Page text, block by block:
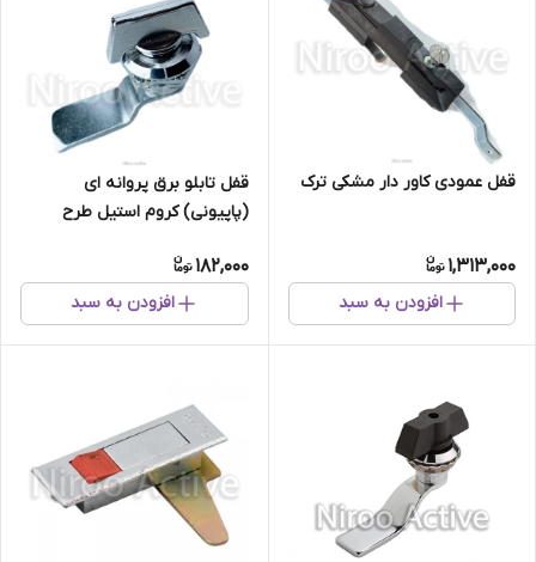
قفل عمودی کاور دار مشکی ترک
1,313,000
افزودن به سبد
قفل تابلو برق پروانه ای
(پاپیونی) کروم استیل طرح
182,000
افزودن به سبد